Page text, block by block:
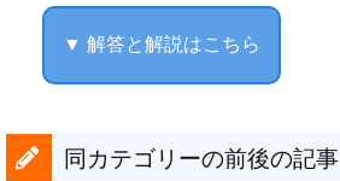
▼ 解答と解説はこちら
同カテゴリーの前後の記事